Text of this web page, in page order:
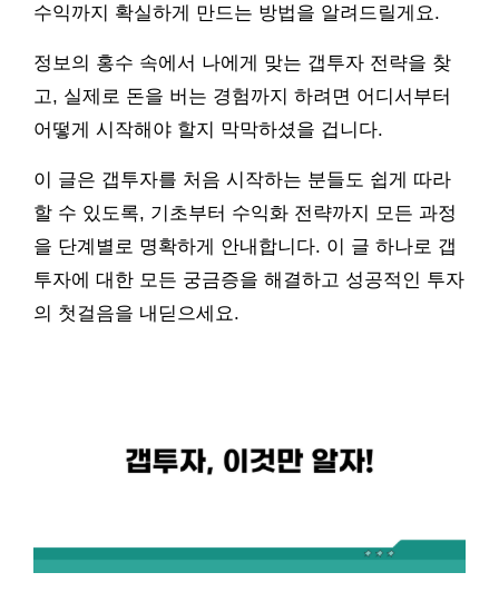
수익까지 확실하게 만드는 방법을 알려드릴게요.
정보의 홍수 속에서 나에게 맞는 갭투자 전략을 찾
고, 실제로 돈을 버는 경험까지 하려면 어디서부터
어떻게 시작해야 할지 막막하셨을 겁니다.
이 글은 갭투자를 처음 시작하는 분들도 쉽게 따라
할 수 있도록, 기초부터 수익화 전략까지 모든 과정
을 단계별로 명확하게 안내합니다. 이 글 하나로 갭
투자에 대한 모든 궁금증을 해결하고 성공적인 투자
의 첫걸음을 내딛으세요.